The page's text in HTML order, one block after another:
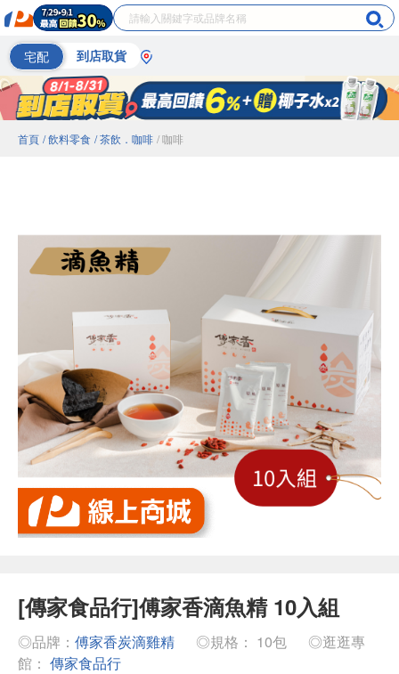
宅配 到店取貨
首頁 / 飲料零食 / 茶飲．咖啡 / 咖啡
[傳家食品行]傅家香滴魚精 10入組
◎品牌： 傅家香炭滴雞精 ◎規格： 10包
◎逛逛專
館： 傳家食品行